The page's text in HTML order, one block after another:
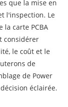
que la mise en
l'inspection. Le
la carte PCBA
considérer
le coût et le
de
de Power
éclairée.